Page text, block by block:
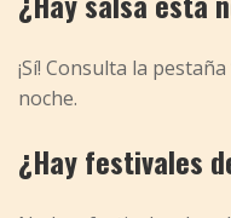
¡Sí! Consulta la
noche.
¿Hay festivales